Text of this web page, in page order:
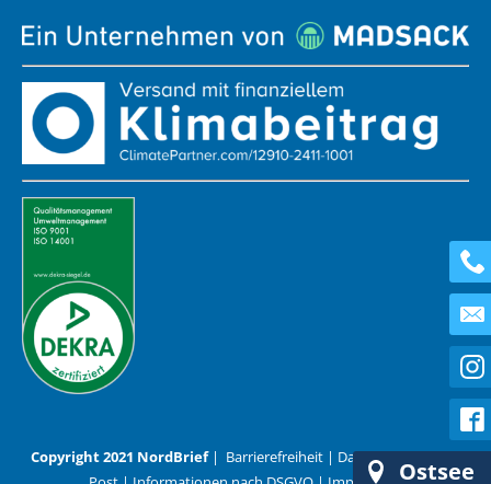
Copyright 2021 NordBrief| Barrierefreiheit| Datenschutz|AGB
Ostsee